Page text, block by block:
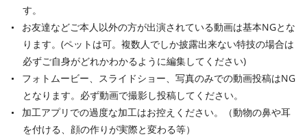
す。
お友達などご本人以外の方が出演されている動画は基本NGとな
ります。(ペットは可。複数人でしか披露出来ない特技の場合は
必ずご自身がどれかわかるように編集してください)
フォトムービー、スライドショー、写真のみでの動画投稿はNG
となります。必ず動画で撮影し投稿してください。
加工アプリでの過度な加工はお控えください。（動物の鼻や耳
を付ける、顔の作りが実際と変わる等）